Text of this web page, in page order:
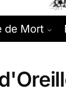
de Mort